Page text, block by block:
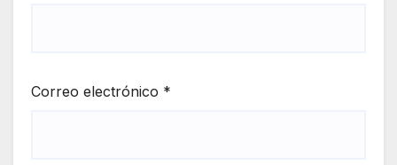
Correo electrónico *